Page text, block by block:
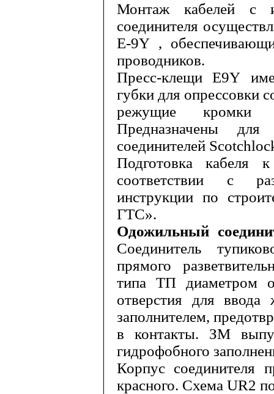
Монтаж кабелей с
соединителя
E-9Y ,
проводников.
Пресс-клещиE9Y
губки для опрессовки
режущие кромки
Предназначены
соединителей
Подготовка кабеля
соответствии с
инструкции по
ГТС».
Одожильный
Соедини­тель
прямого
типа ТП
отверстия для
заполни­телем,
в контакты. ЗМ
гидрофобного
Корпус соединителя
красного. Схема UR2